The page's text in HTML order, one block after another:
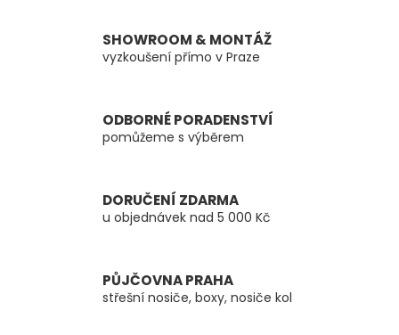
á
d
p
r
y
v
ý
s
u
SHOWROOM & MONTÁŽ
vyzkoušení přímo v Praze
ODBORNÉ PORADENSTVÍ
pomůžeme s výběrem
DORUČENÍ ZDARMA
u objednávek nad 5 000 Kč
PŮJČOVNA PRAHA
střešní nosiče, boxy, nosiče kol